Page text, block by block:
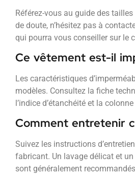
Référez-vous au guide des
de doute, n’hésitez pas à
qui pourra vous conseiller sur le
Ce vêtement est-il
Les caractéristiques
modèles. Consultez la fiche
l’indice d’étanchéité et la
Comment entretenir
Suivez les instructions
fabricant. Un lavage délicat et un
sont généralement